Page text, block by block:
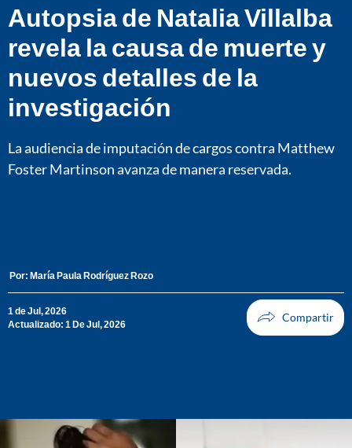
Autopsia de Natalia Villalba
revela la causa de muerte y
nuevos detalles de la
investigación
La audiencia de imputación de cargos contra Matthew
Foster Martinson avanza de manera reservada.
Por: María Paula Rodríguez Rozo
1 de Jul, 2026
Actualizado: 1 De Jul, 2026